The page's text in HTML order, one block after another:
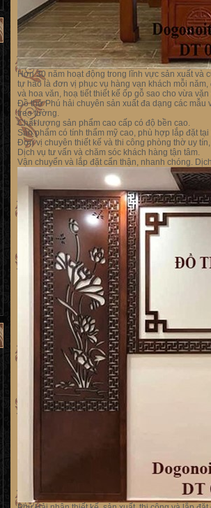
Hơn 30 năm hoạt động trong lĩnh vực sản xuất
tự hào là đơn vị phục vụ hàng vạn khách mỗi
và hoa văn, hoạ tiết thiết kế ốp gỗ sao cho vừa
Đồ thờ Phú hải chuyên sản xuất đa dạng các mẫu
treo tường.
Chất lượng sản phẩm cao cấp có độ bền cao.
Sản phẩm có tính thẩm mỹ cao, phù hợp lắp đặt
Đơn vị chuyên thiết kế và thi công phòng thờ uy
Dịch vụ tư vấn và chăm sóc khách hàng tận tâm.
Vận chuyển và lắp đặt cẩn thận, nhanh chóng.